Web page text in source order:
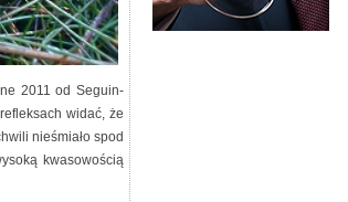
2011 od Seguin-
widać, że
nieśmiało spod
kwasowością